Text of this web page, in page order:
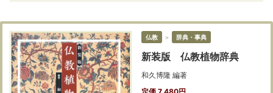
仏教 ＞ 辞典・事典
新装版 仏教植物辞典
和久博隆 編著